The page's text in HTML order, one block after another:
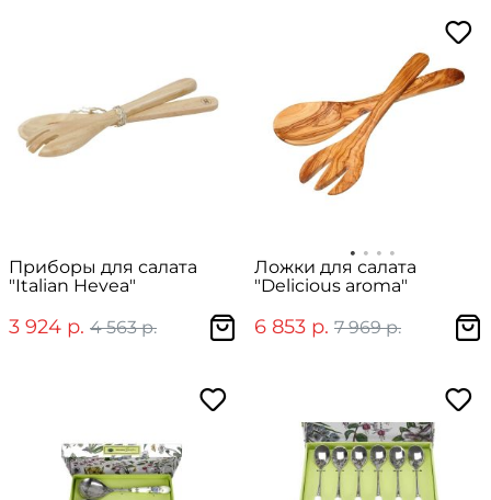
Приборы для салата
"Italian Hevea"
3 924 р. 4 563 р.
Ложки для салата
"Delicious aroma"
6 853 р. 7 969 р.